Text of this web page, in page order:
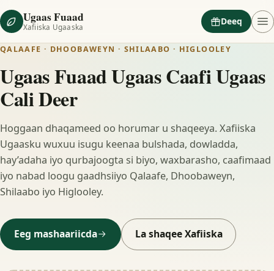
Ugaas Fuaad
Xafiiska Ugaaska
Deeq
QALAAFE · DHOOBAWEYN · SHILAABO · HIGLOOLEY
Ugaas Fuaad Ugaas Caafi Ugaas
Cali Deer
Hoggaan dhaqameed oo horumar u shaqeeya. Xafiiska
Ugaasku wuxuu isugu keenaa bulshada, dowladda,
hay’adaha iyo qurbajoogta si biyo, waxbarasho, caafimaad
iyo nabad loogu gaadhsiiyo Qalaafe, Dhoobaweyn,
Shilaabo iyo Higlooley.
Eeg mashaariicda La shaqee Xafiiska